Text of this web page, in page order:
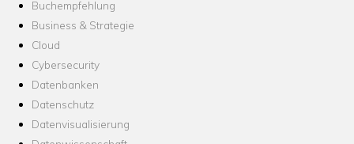
Buchempfehlung
Business & Strategie
Cloud
Cybersecurity
Datenbanken
Datenschutz
Datenvisualisierung